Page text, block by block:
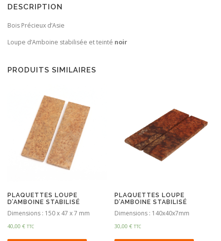
stabilisé
teinté
DESCRIPTION
Bois Précieux d’Asie
Loupe d’Amboine stabilisée et teinté noir
PRODUITS SIMILAIRES
PLAQUETTES LOUPE
D’AMBOINE STABILISÉ
Dimensions : 150 x 47 x 7 mm
40,00 € TTC
PLAQUETTES LOUPE
D’AMBOINE STABILISÉ
Dimensions : 140x40x7mm
30,00€ TTC